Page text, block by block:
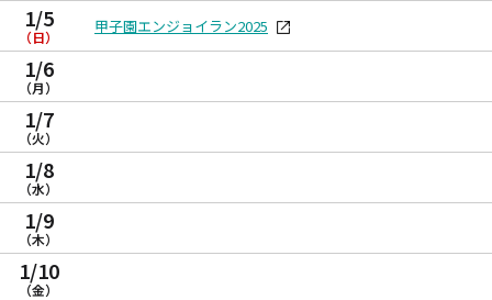
1/5
（日）
甲子園エンジョイラン2025
1/6
（月）
1/7
（火）
1/8
（水）
1/9
（木）
1/10
（金）